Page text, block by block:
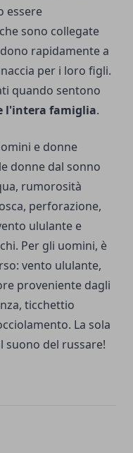
essere
sono collegate
rapidamente a
per i loro figli.
quando sentono
l'intera famiglia.
e donne
donne dal sonno
rumorosità
perforazione,
ululante e
Per gli uomini, è
vento ululante,
proveniente dagli
ticchettio
La sola
suono del russare!